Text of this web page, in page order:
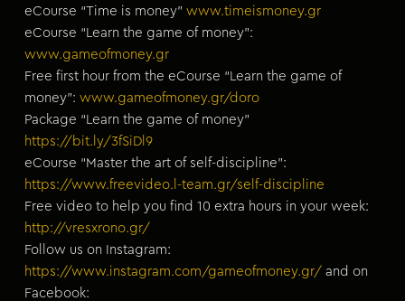
eCourse “Time is money” www.timeismoney.gr
eCourse “Learn the game of money”:
www.gameofmoney.gr
Free first hour from the eCourse “Learn the game of
money”: www.gameofmoney.gr/doro
Package “Learn the game of money”
https://bit.ly/3fSiDl9
eCourse “Master the art of self-discipline”:
https://www.freevideo.l-team.gr/self-discipline
Free video to help you find 10 extra hours in your week:
http://vresxrono.gr/
Follow us on Instagram:
https://www.instagram.com/gameofmoney.gr/ and on
Facebook: